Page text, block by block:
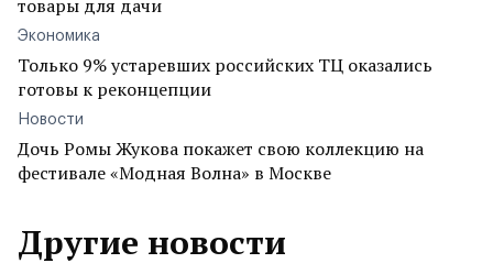
товары для дачи
Экономика
Только 9% устаревших российских ТЦ оказались
готовы к реконцепции
Новости
Дочь Ромы Жукова покажет свою коллекцию на
фестивале «Модная Волна» в Москве
Другие новости